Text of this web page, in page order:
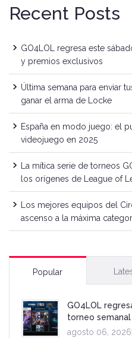
Recent Posts
GO4LOL regresa este
y premios exclusivos
Última semana para enviar
ganar el arma de Locke
España en modo juego: el
videojuego en 2025
La mítica serie de torneos
los orígenes de League of
Los mejores equipos del
ascenso a la máxima
Popular
GO4LOL
torneo
agosto 06,